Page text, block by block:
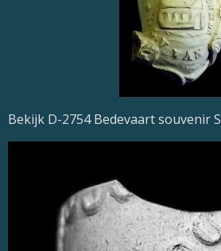
Bekijk D-2754 Bedevaart souvenir